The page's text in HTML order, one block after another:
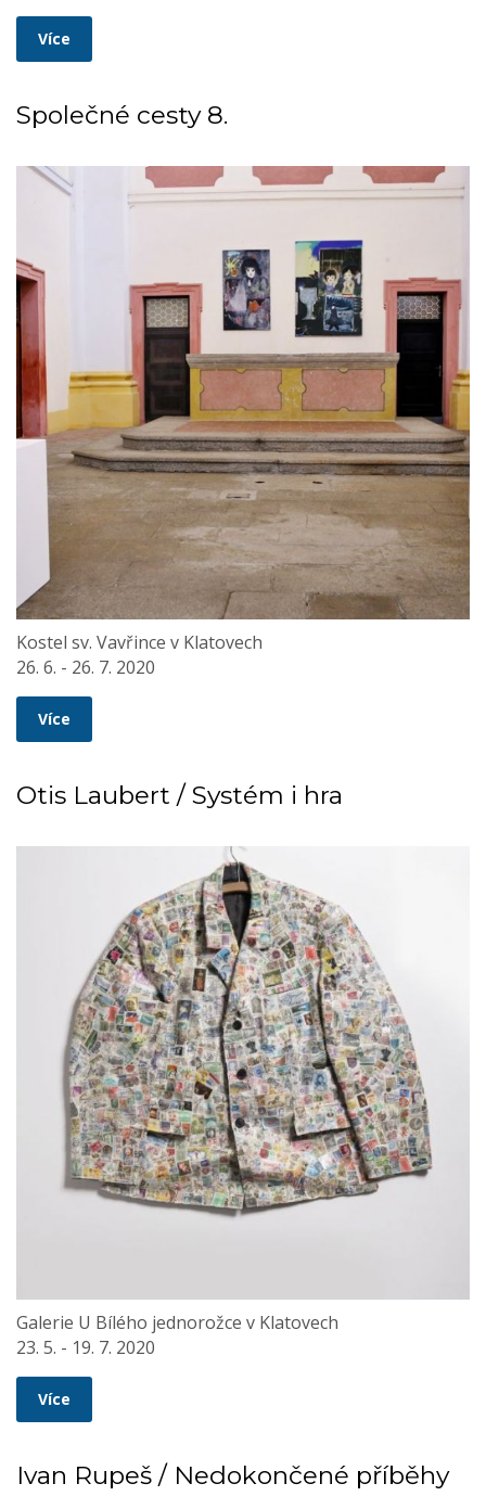
Více
Společné cesty 8.
Kostel sv. Vavřince v Klatovech
26. 6. - 26. 7. 2020
Více
Otis Laubert / Systém i hra
Galerie U Bílého jednorožce v Klatovech
23. 5. - 19. 7. 2020
Více
Ivan Rupeš / Nedokončené příběhy